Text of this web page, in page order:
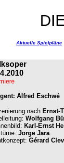
Aktuelle Spielpläne
Alfred Eschwé
nach Ernst-
Wolfgang
Karl-Ernst
Jorge Jara
Gérard